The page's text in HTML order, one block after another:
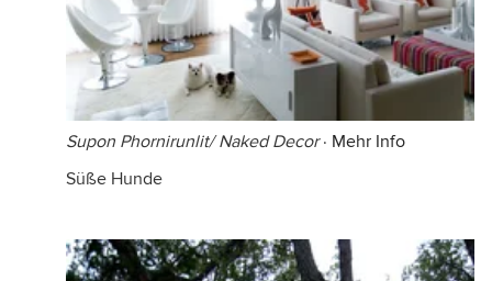
Supon Phornirunlit/ Naked Decor· Mehr Info
Süße Hunde